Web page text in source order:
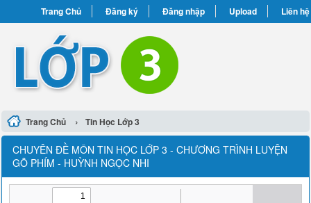
Trang Chủ Đăng ký Đăng nhập Upload Liên hệ
Trang Chủ › Tin Học Lớp 3
CHUYÊN ĐỀ MÔN TIN HỌC LỚP 3 - CHƯƠNG TRÌNH LUYỆN
GÕ PHÍM - HUỲNH NGỌC NHI